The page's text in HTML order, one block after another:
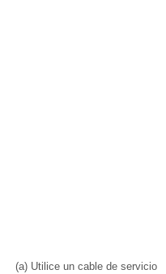
(a) Utilice un cable de servicio